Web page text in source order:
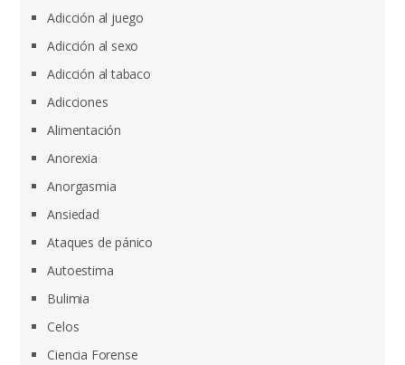
Adicción al juego
Adicción al sexo
Adicción al tabaco
Adicciones
Alimentación
Anorexia
Anorgasmia
Ansiedad
Ataques de pánico
Autoestima
Bulimia
Celos
Ciencia Forense